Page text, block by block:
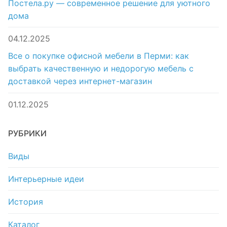
Постела.ру — современное решение для уютного
дома
04.12.2025
Все о покупке офисной мебели в Перми: как
выбрать качественную и недорогую мебель с
доставкой через интернет-магазин
01.12.2025
РУБРИКИ
Виды
Интерьерные идеи
История
Каталог